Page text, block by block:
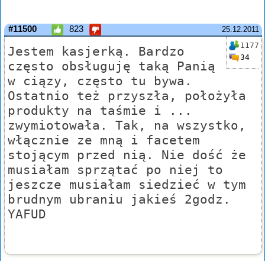
25.12.2011
#11500 823
1177
34
Jestem kasjerką. Bardzo
często obsługuję taką Panią
w ciązy, często tu bywa.
Ostatnio też przyszła, położyła
produkty na taśmie i ...
zwymiotowała. Tak, na wszystko,
włącznie ze mną i facetem
stojącym przed nią. Nie dość że
musiałam sprzątać po niej to
jeszcze musiałam siedzieć w tym
brudnym ubraniu jakieś 2godz.
YAFUD